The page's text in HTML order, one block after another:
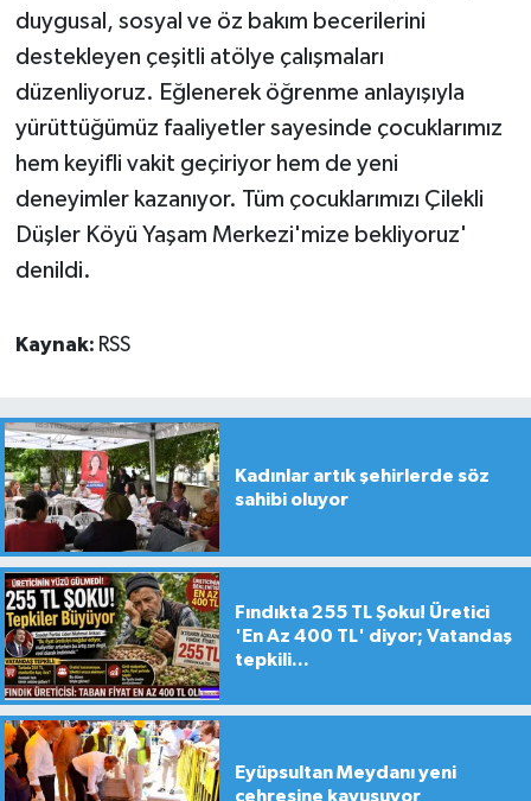
duygusal, sosyal ve öz bakım becerilerini
destekleyen çeşitli atölye çalışmaları
düzenliyoruz. Eğlenerek öğrenme anlayışıyla
yürüttüğümüz faaliyetler sayesinde çocuklarımız
hem keyifli vakit geçiriyor hem de yeni
deneyimler kazanıyor. Tüm çocuklarımızı Çilekli
Düşler Köyü Yaşam Merkezi'mize bekliyoruz'
denildi.
Kaynak: RSS
Kadınlar artık şehirlerde söz
sahibi oluyor
Fındıkta 255 TL Şoku! Üretici
'En Az 400 TL' diyor; Vatandaş
tepkili...
Eyüpsultan Meydanı yeni
çehresine kavuşuyor